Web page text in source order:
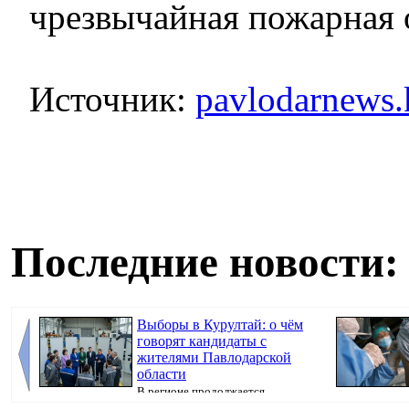
чрезвычайная пожарная
Источник:
Последние новости:
Выборы в Курултай: о чём
говорят кандидаты с
жителями Павлодарской
области
В регионе продолжается